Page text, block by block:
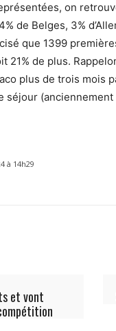
on
de Belges, 3%
que 1399
21% de plus.
plus de trois mois
séjour
à 14h29
et vont